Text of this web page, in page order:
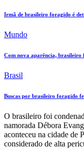
Irmã de brasileiro foragido é
Mundo
Com nova aparência, brasileiro
Brasil
Buscas por brasileiro foragido
O brasileiro foi
namorada Débora
aconteceu na cidade de
considerado de alta